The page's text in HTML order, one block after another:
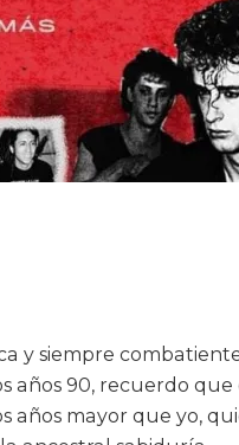
y siempre
años 90, recuerdo que
años mayor que yo,